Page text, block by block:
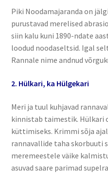
Piki Noodamajaranda on
purustavad merelised
siin kalu kuni 1890-ndate
loodud noodaseltsid. Igal
Rannale nime andnud
2. Hülkari, ka Hülgekari
Meri ja tuul kuhjavad
kinnistab taimestik. Hülkari
küttimiseks. Krimmi sõja
rannavallide taha skorbuuti
meremeestele väike
asuvad saare parimad